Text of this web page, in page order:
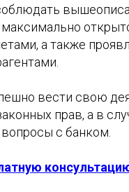
а также
вести свою
прав, а в
с банком.